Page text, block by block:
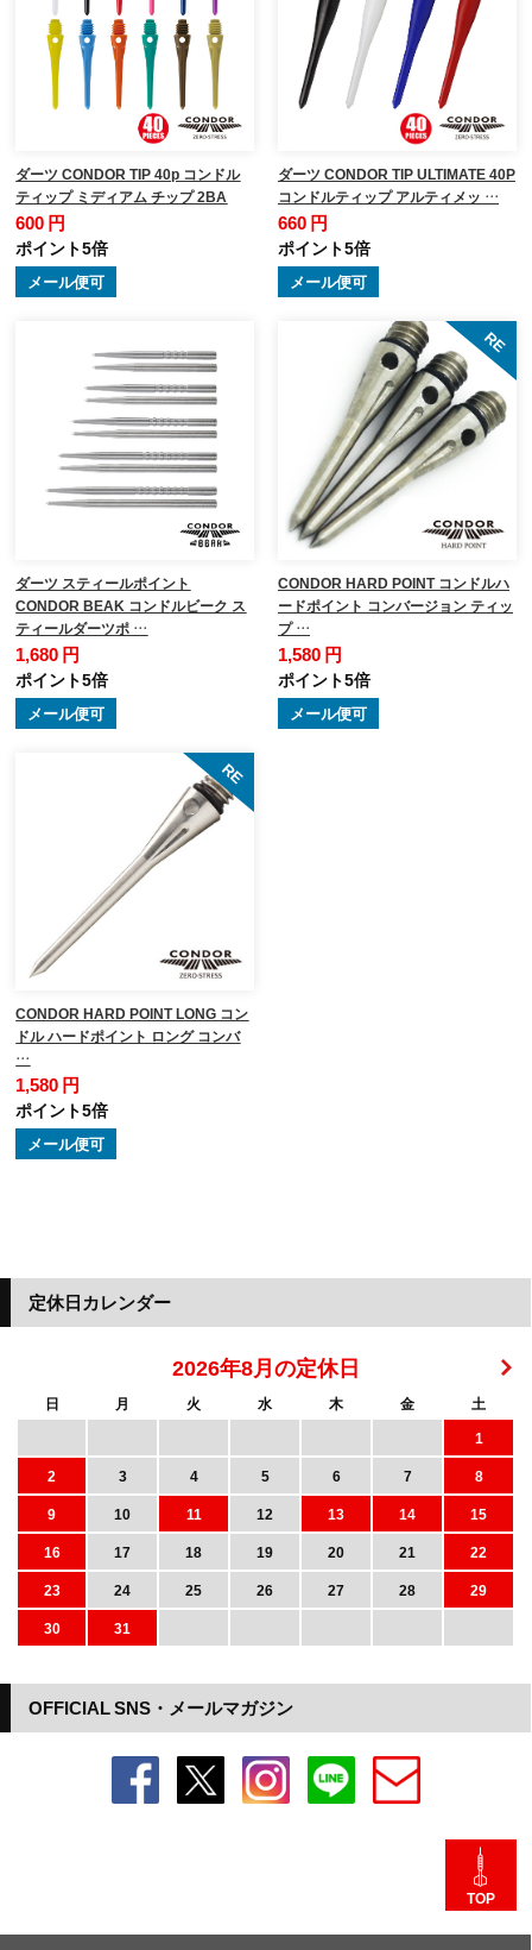
ダーツ CONDOR TIP 40p コンドル
ティップ ミディアム チップ 2BA
600 円
ポイント5倍
メール便可
ダーツ CONDOR TIP ULTIMATE 40P
コンドルティップ アルティメッ …
660 円
ポイント5倍
メール便可
ダーツ スティールポイント
CONDOR BEAK コンドルビーク ス
ティールダーツポ …
1,680 円
ポイント5倍
メール便可
CONDOR HARD POINT コンドルハ
ードポイント コンバージョン ティッ
プ …
1,580 円
ポイント5倍
メール便可
CONDOR HARD POINT LONG コン
ドル ハードポイント ロング コンバ
…
1,580 円
ポイント5倍
メール便可
OFFICIAL SNS・メールマガジン
定休日カレンダー
2026年8月の定休日
日 月 火 水 木 金
土
1
2
3 4 5 6 7
8
9
10 11 12 13 14
15
16
17 18 19 20 21
22
23
24 25 26 27 28
29
30
31
TOP